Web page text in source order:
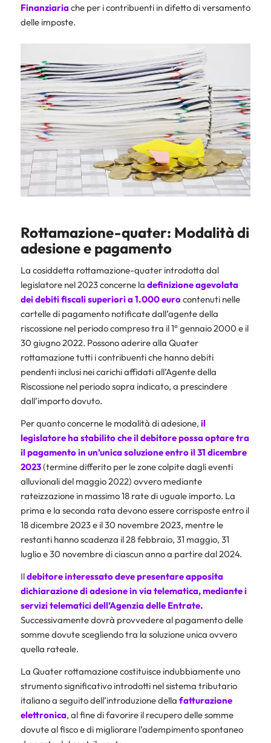
Finanziariache per i contribuenti in difetto di versamento
delle imposte.
Rottamazione-quater: Modalità di
adesione e pagamento
La cosiddetta rottamazione-quater introdotta dal
legislatore nel 2023 concerne la definizione agevolata
dei debiti fiscali superiori a 1.000 eurocontenuti nelle
cartelle di pagamento notificate dall’agente della
riscossione nel periodo compreso tra il 1° gennaio 2000 e il
30 giugno 2022. Possono aderire alla Quater
rottamazione tutti i contribuenti che hanno debiti
pendenti inclusi nei carichi affidati all’Agente della
Riscossione nel periodo sopra indicato, a prescindere
dall’importo dovuto.
Per quanto concerne le modalità di adesione, il
legislatore ha stabilito che il debitore possa optare tra
il pagamento in un’unica soluzione entro il 31 dicembre
2023(termine differito per le zone colpite dagli eventi
alluvionali del maggio 2022) ovvero mediante
rateizzazione in massimo 18 rate di uguale importo. La
prima e la seconda rata devono essere corrisposte entro il
18 dicembre 2023 e il 30 novembre 2023, mentre le
restanti hanno scadenza il 28 febbraio, 31 maggio, 31
luglio e 30 novembre di ciascun anno a partire dal 2024.
Ildebitore interessato deve presentare apposita
dichiarazione di adesione in via telematica, mediante i
servizi telematici dell’Agenzia delle Entrate.
Successivamente dovrà provvedere al pagamento delle
somme dovute scegliendo tra la soluzione unica ovvero
quella rateale.
La Quater rottamazione costituisce indubbiamente uno
strumento significativo introdotti nel sistema tributario
italiano a seguito dell’introduzione della fatturazione
elettronica, al fine di favorire il recupero delle somme
dovute al fisco e di migliorare l’adempimento spontaneo